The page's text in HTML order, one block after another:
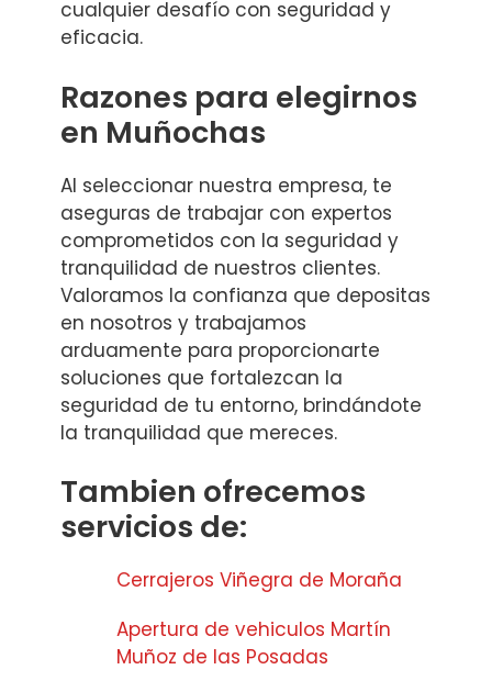
cualquier desafío con seguridad y
eficacia.
Razones para elegirnos
en Muñochas
Al seleccionar nuestra empresa, te
aseguras de trabajar con expertos
comprometidos con la seguridad y
tranquilidad de nuestros clientes.
Valoramos la confianza que depositas
en nosotros y trabajamos
arduamente para proporcionarte
soluciones que fortalezcan la
seguridad de tu entorno, brindándote
la tranquilidad que mereces.
Tambien ofrecemos
servicios de:
Cerrajeros Viñegra de Moraña
Apertura de vehiculos Martín
Muñoz de las Posadas